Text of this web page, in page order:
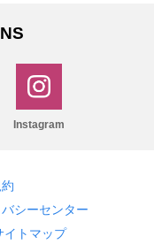
Instagram
シーセンター
イトマップ